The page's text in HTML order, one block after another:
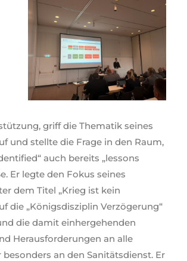
griff die Thematik seines
und stellte die Frage in den Raum,
auch bereits „lessons
Er legte den Fokus seines
dem Titel „Krieg ist kein
die „Königsdisziplin Verzögerung“
die damit einhergehenden
Herausforderungen an alle
besonders an den Sanitätsdienst. Er